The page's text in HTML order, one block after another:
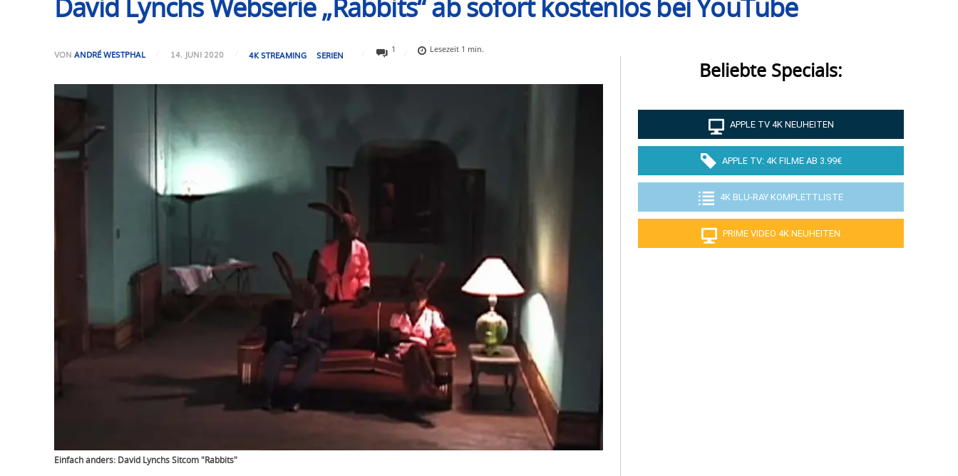
David Lynchs Webserie „Rabbits“ ab sofort kostenlos bei YouTube
VON ANDRÉ WESTPHAL 14. JUNI 2020 4K STREAMING SERIEN
1 Lesezeit 1 min.
Einfach anders: David Lynchs Sitcom "Rabbits"
Beliebte Specials:
APPLE TV 4K NEUHEITEN
APPLE TV: 4K FILME AB 3.99€
4K BLU-RAY KOMPLETTLISTE
PRIME VIDEO 4K NEUHEITEN